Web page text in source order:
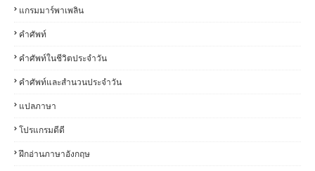
แกรมมาร์พาเพลิน
คำศัพท์
คำศัพท์ในชีวิตประจำวัน
คำศัพท์และสำนวนประจำวัน
แปลภาษา
โปรแกรมดีดี
ฝึกอ่านภาษาอังกฤษ